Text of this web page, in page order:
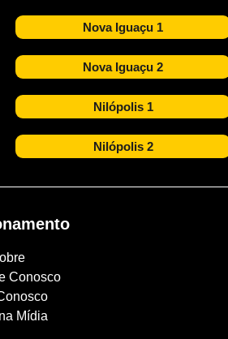
Nova Iguaçu 1
Nova Iguaçu 2
Nilópolis 1
Nilópolis 2
Conosco
Mídia